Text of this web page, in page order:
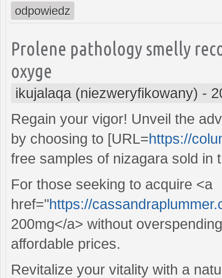
odpowiedz
Prolene pathology smelly
oxyge
ikujalaqa (niezweryfikowany) -
Regain your vigor! Unveil the
by choosing to [URL=https://
free samples of nizagara sold in
For those seeking to acquire <a
href="https://
200mg</a> without
affordable prices.
Revitalize your vitality with a